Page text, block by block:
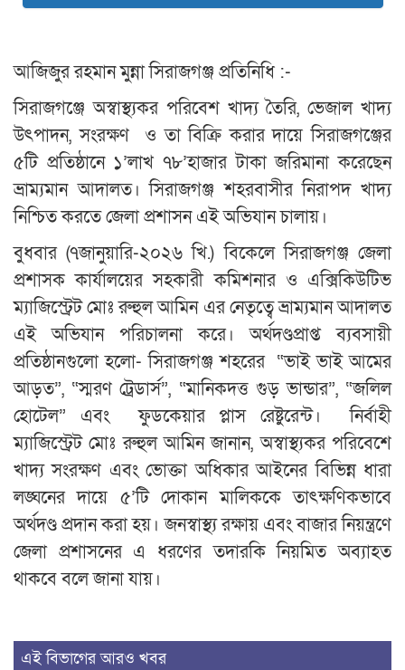
আজিজুর রহমান মুন্না সিরাজগঞ্জ প্রতিনিধি :-
সিরাজগঞ্জে অস্বাস্থ্যকর পরিবেশ খাদ্য তৈরি, ভেজাল খাদ্য
উৎপাদন, সংরক্ষণ ও তা বিক্রি করার দায়ে সিরাজগঞ্জের
৫টি প্রতিষ্ঠানে ১’লাখ ৭৮’হাজার টাকা জরিমানা করেছেন
ভ্রাম্যমান আদালত। সিরাজগঞ্জ শহরবাসীর নিরাপদ খাদ্য
নিশ্চিত করতে জেলা প্রশাসন এই অভিযান চালায়।
বুধবার (৭জানুয়ারি-২০২৬ খি.) বিকেলে সিরাজগঞ্জ জেলা
প্রশাসক কার্যালয়ের সহকারী কমিশনার ও এক্সিকিউটিভ
ম্যাজিস্ট্রেট মোঃ রুহুল আমিন এর নেতৃত্বে ভ্রাম্যমান আদালত
এই অভিযান পরিচালনা করে। অর্থদণ্ডপ্রাপ্ত ব্যবসায়ী
প্রতিষ্ঠানগুলো হলো- সিরাজগঞ্জ শহরের “ভাই ভাই আমের
আড়ত”, “স্মরণ ট্রেডার্স”, “মানিকদত্ত গুড় ভান্ডার”, “জলিল
হোটেল” এবং ফুডকেয়ার প্লাস রেষ্টুরেন্ট। নির্বাহী
ম্যাজিস্ট্রেট মোঃ রুহুল আমিন জানান, অস্বাস্থ্যকর পরিবেশে
খাদ্য সংরক্ষণ এবং ভোক্তা অধিকার আইনের বিভিন্ন ধারা
লঙ্ঘনের দায়ে ৫’টি দোকান মালিককে তাৎক্ষণিকভাবে
অর্থদণ্ড প্রদান করা হয়। জনস্বাস্থ্য রক্ষায় এবং বাজার নিয়ন্ত্রণে
জেলা প্রশাসনের এ ধরণের তদারকি নিয়মিত অব্যাহত
থাকবে বলে জানা যায়।
এই বিভাগের আরও খবর